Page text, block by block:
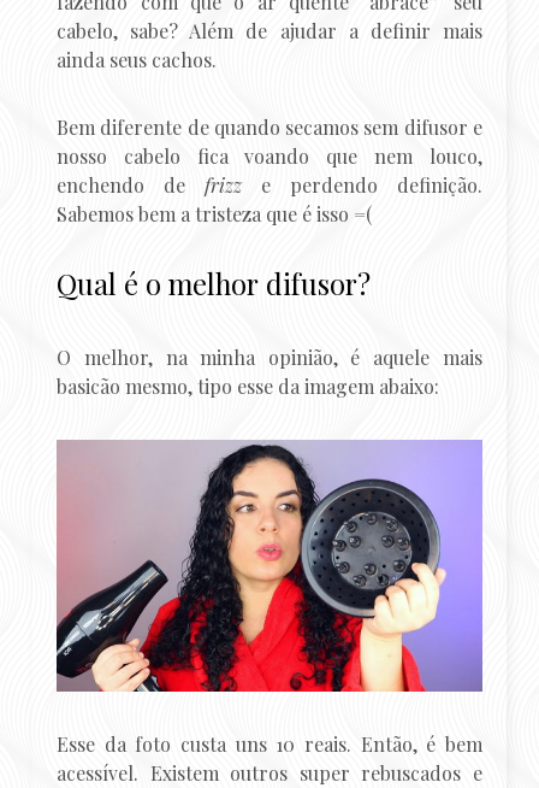
cabelo, sabe? Além de ajudar a definir mais
ainda seus cachos.
Bem diferente de quando secamos sem difusor e
nosso cabelo fica voando que nem louco,
enchendo de frizze perdendo definição.
Sabemos bem a tristeza que é isso =(
Qual é o melhor difusor?
O melhor, na minha opinião, é aquele mais
basicão mesmo, tipo esse da imagem abaixo:
Esse da foto custa uns 10 reais. Então, é bem
acessível. Existem outros super rebuscados e